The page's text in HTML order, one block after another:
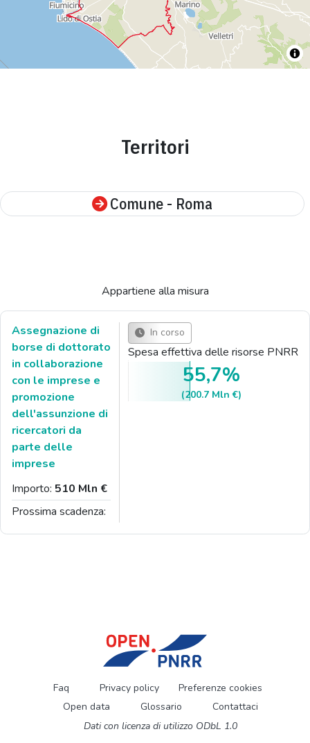
Territori
Comune - Roma
Appartiene alla misura
Assegnazione di
borse di dottorato
in collaborazione
con le imprese e
promozione
dell'assunzione di
ricercatori da
parte delle
imprese
Importo: 510 Mln €
Prossima scadenza:
In corso
Spesa effettiva delle risorse PNRR
55,7%
(200.7 Mln €)
Faq Privacy policy
Preferenze cookies
Open data
Glossario
Contattaci
Dati con licenza di utilizzo ODbL 1.0